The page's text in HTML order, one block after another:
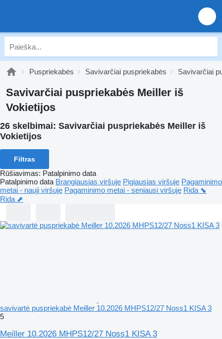
Puspriekabės Savivarčiai puspriekabės Savivarčiai
Savivarčiai puspriekabės Meiller iš
Vokietijos
26 skelbimai: Savivarčiai puspriekabės Meiller iš
Vokietijos
Filtras
Rūšiavimas: Patalpinimo data
Patalpinimo data Brangiausias viršuje Pigiausias viršuje Pagaminimo
metai - nauji viršuje Pagaminimo metai - seniausi viršuje Rida ⬊
Rida ⬈
savivartė puspriekabė Meiller 10.2026 MHPS12/27 Noss1 KISA 3
5
Meiller 10.2026 MHPS12/27 Noss1 KISA 3